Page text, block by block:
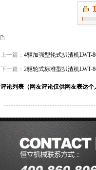
上一篇： 4驱加强型轮式扒渣机LWT-
下一篇： 2驱轮式标准型扒渣机LWT-
评论列表（网友评论仅供网友表达